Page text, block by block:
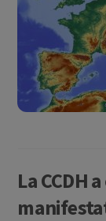
La CCDH